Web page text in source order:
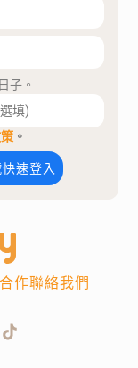
子。
。
速登入
作聯絡我們